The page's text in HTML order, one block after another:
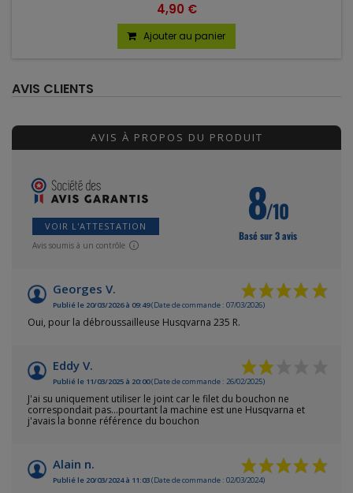
(5 avis)
4,90 €
Ajouter au panier
AVIS CLIENTS
AVIS À PROPOS DU PRODUIT
VOIR L'ATTESTATION
Avis soumis à un contrôle
8/10
Basé sur 3 avis
Georges V.
Publié le 20/03/2026 à 09:49(Date de commande : 07/03/2026)
Oui, pour la débroussailleuse Husqvarna 235 R.
Eddy V.
Publié le 11/03/2025 à 20:00(Date de commande : 26/02/2025)
J'ai su uniquement utiliser le joint car le filet du bouchon ne
correspondait pas...pourtant la machine est une Husqvarna et
j'avais la bonne référence du bouchon
Alain n.
Publié le 20/03/2024 à 11:03(Date de commande : 02/03/2024)